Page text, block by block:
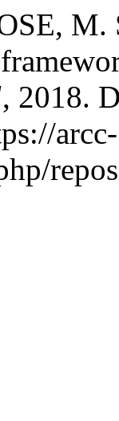
M.
, 2018.
arcc-